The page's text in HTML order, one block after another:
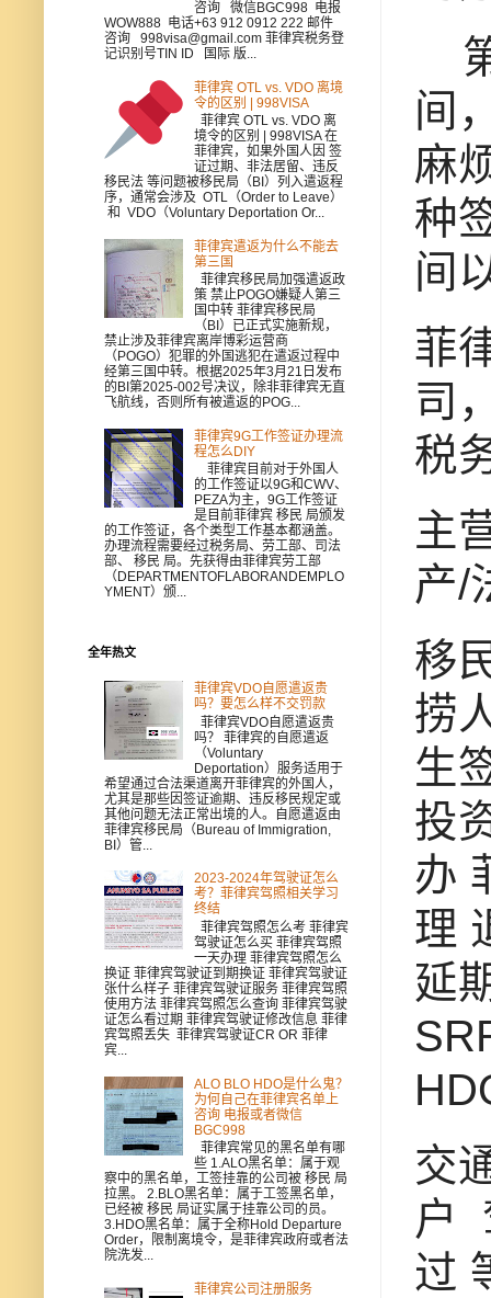
间
麻
种
间
菲
司
税
主
产/
移
捞
生
投
办
理
延
交
户
过
咨询 微信BGC998 电报
WOW888 电话+63 912 0912 222 邮件
咨询 998visa@gmail.com 菲律宾税务登
记识别号TIN ID 国际 版...
菲律宾 OTL vs. VDO 离境
令的区别 | 998VISA
菲律宾 OTL vs. VDO 离
境令的区别 | 998VISA 在
菲律宾，如果外国人因 签
证过期、非法居留、违反
移民法 等问题被移民局（BI）列入遣返程
序，通常会涉及 OTL（Order to Leave）
和 VDO（Voluntary Deportation Or...
菲律宾遣返为什么不能去
第三国
菲律宾移民局加强遣返政
策 禁止POGO嫌疑人第三
国中转 菲律宾移民局
（BI）已正式实施新规，
禁止涉及菲律宾离岸博彩运营商
（POGO）犯罪的外国逃犯在遣返过程中
经第三国中转。根据2025年3月21日发布
的BI第2025-002号决议，除非菲律宾无直
飞航线，否则所有被遣返的POG...
菲律宾9G工作签证办理流
程怎么DIY
菲律宾目前对于外国人
的工作签证以9G和CWV、
PEZA为主，9G工作签证
是目前菲律宾 移民 局颁发
的工作签证，各个类型工作基本都涵盖。
办理流程需要经过税务局、劳工部、司法
部、 移民 局。先获得由菲律宾劳工部
（DEPARTMENTOFLABORANDEMPLO
YMENT）颁...
全年热文
菲律宾VDO自愿遣返贵
吗？要怎么样不交罚款
菲律宾VDO自愿遣返贵
吗？ 菲律宾的自愿遣返
（Voluntary
Deportation）服务适用于
希望通过合法渠道离开菲律宾的外国人，
尤其是那些因签证逾期、违反移民规定或
其他问题无法正常出境的人。自愿遣返由
菲律宾移民局（Bureau of Immigration,
BI）管...
2023-2024年驾驶证怎么
考？菲律宾驾照相关学习
终结
菲律宾驾照怎么考 菲律宾
驾驶证怎么买 菲律宾驾照
一天办理 菲律宾驾照怎么
换证 菲律宾驾驶证到期换证 菲律宾驾驶证
张什么样子 菲律宾驾驶证服务 菲律宾驾照
使用方法 菲律宾驾照怎么查询 菲律宾驾驶
证怎么看过期 菲律宾驾驶证修改信息 菲律
宾驾照丢失 菲律宾驾驶证CR OR 菲律
宾...
ALO BLO HDO是什么鬼？
为何自己在菲律宾名单上
咨询 电报或者微信
BGC998
菲律宾常见的黑名单有哪
些 1.ALO黑名单：属于观
察中的黑名单，工签挂靠的公司被 移民 局
拉黑。 2.BLO黑名单：属于工签黑名单，
已经被 移民 局证实属于挂靠公司的员。
3.HDO黑名单：属于全称Hold Departure
Order，限制离境令，是菲律宾政府或者法
院洗发...
菲律宾公司注册服务